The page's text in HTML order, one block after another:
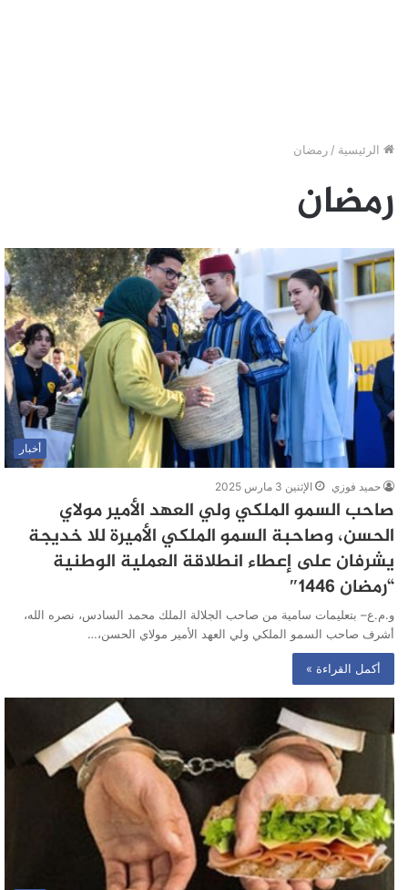
الرئيسية / رمضان
رمضان
أخبار
حميد فوزي الإثنين 3 مارس 2025
صاحب السمو الملكي ولي العهد الأمير مولاي
الحسن، وصاحبة السمو الملكي الأميرة للا خديجة
يشرفان على إعطاء انطلاقة العملية الوطنية
“رمضان 1446″
و.م.ع– بتعليمات سامية من صاحب الجلالة الملك محمد السادس، نصره الله،
أشرف صاحب السمو الملكي ولي العهد الأمير مولاي الحسن،…
أكمل القراءة »